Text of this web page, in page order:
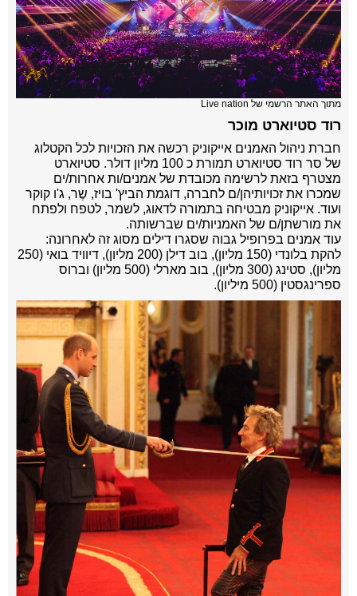
מתוך האתר הרשמי של Live nation
רוד סטיוארט מוכר
חברת ניהול האמנים אייקוניק רכשה את הזכויות לכל הקטלוג
של סר רוד סטיוארט תמורת כ 100 מליון דולר. סטיוארט
מצטרף בזאת לרשימה מכובדת של אמנים/ות אחרות/ים
שמכרו את זכויותיהן/ם לחברה, דוגמת הביץ' בויז, שֶר, ג'ו קוקר
ועוד. אייקוניק מבטיחה בתמורה לדאוג, לשמר, לטפח ולפתח
את מורשתן/ם של האמניות/ים שברשותה.
עוד אמנים בפרופיל גבוה שסגרו דילים מסוג זה לאחרונה:
להקת בלונדי (150 מליון), בוב דילן (200 מליון), דיוויד בואי (250
מליון), סטינג (300 מליון), בוב מארלי (500 מליון) וברוס
ספרינגסטין (500 מיליון).